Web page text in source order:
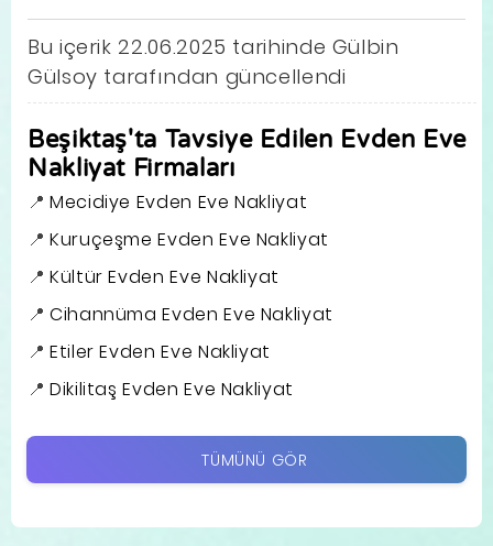
Bu içerik 22.06.2025 tarihinde Gülbin
Gülsoy tarafından güncellendi
Beşiktaş'ta Tavsiye Edilen Evden Eve
Nakliyat Firmaları
Mecidiye Evden Eve Nakliyat
Kuruçeşme Evden Eve Nakliyat
Kültür Evden Eve Nakliyat
Cihannüma Evden Eve Nakliyat
Etiler Evden Eve Nakliyat
Dikilitaş Evden Eve Nakliyat
TÜMÜNÜ GÖR